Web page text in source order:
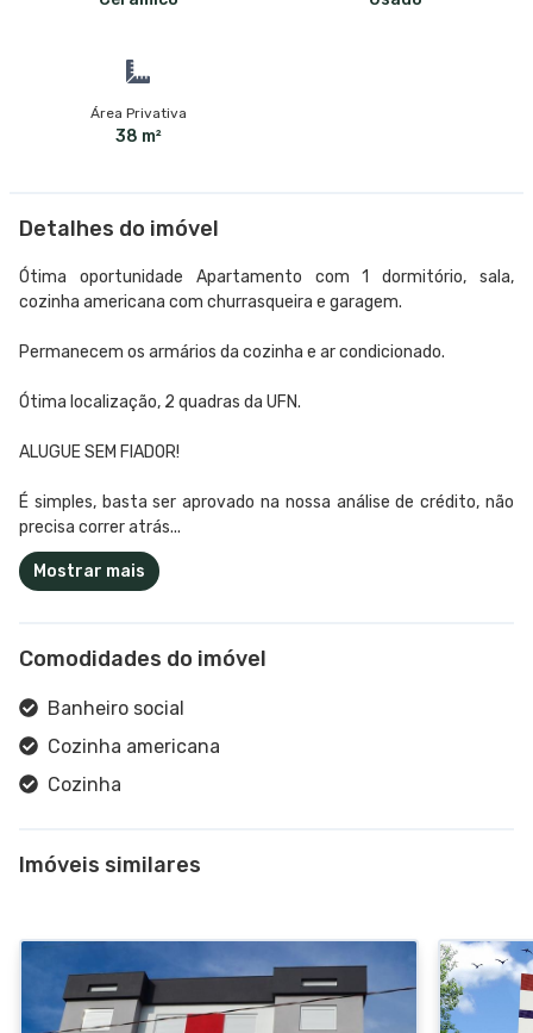
Área Privativa
38 m²
Detalhes do imóvel
Ótima oportunidade Apartamento com 1 dormitório, sala,
cozinha americana com churrasqueira e garagem.
Permanecem os armários da cozinha e ar condicionado.
Ótima localização, 2 quadras da UFN.
ALUGUE SEM FIADOR!
É simples, basta ser aprovado na nossa análise de crédito, não
precisa correr atrás...
Mostrar mais
Comodidades do imóvel
Banheiro social
Cozinha americana
Cozinha
Imóveis similares